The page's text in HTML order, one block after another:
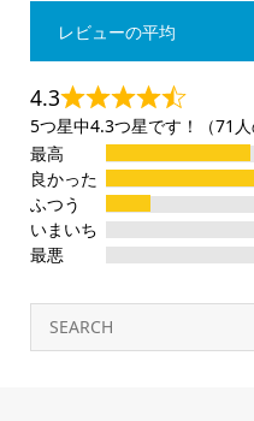
レビューの平均
4.3
5つ星中4.3つ星です！（71人
最高
良かった
ふつう
いまいち
最悪